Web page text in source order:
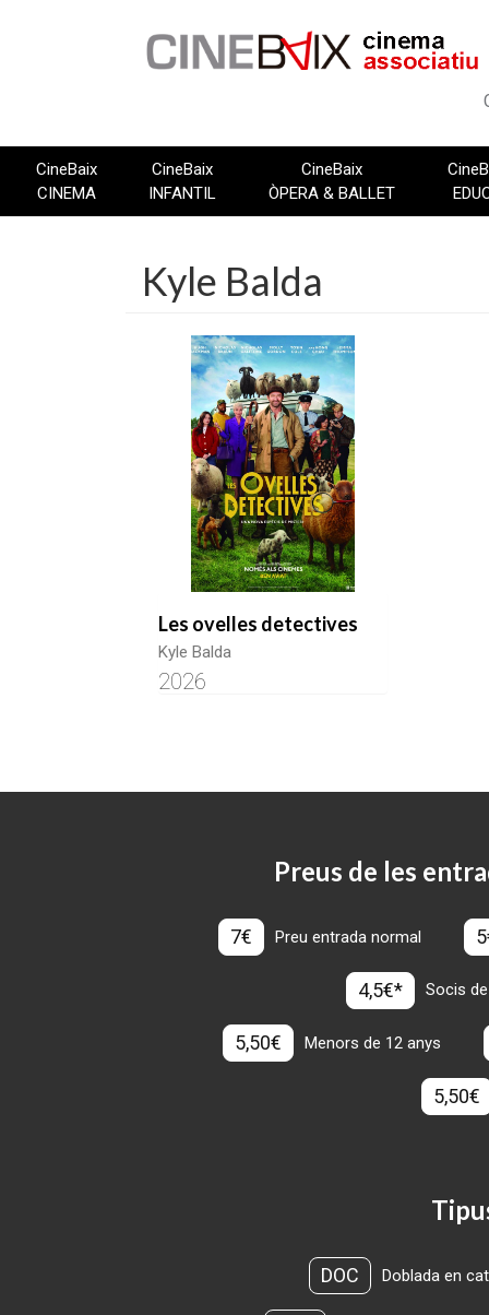
CineBaix
CINEMA
CineBaix
INFANTIL
CineBaix
ÒPERA & BALLET
Kyle Balda
Les ovelles detectives
Kyle Balda
2026
Preus de les
7€ Preu entrada normal
4,5€* Socis
5,50€ Menors de 12 anys
5,50€
DOC Doblada en